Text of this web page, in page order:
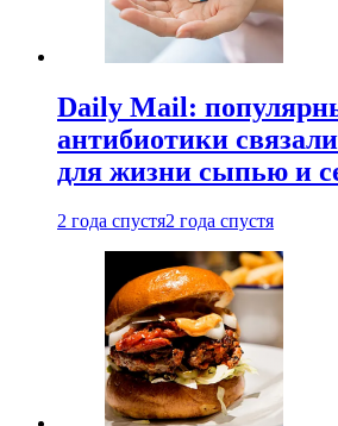
Daily Mail:
антибиотики
для жизни сыпью и
2 года спустя2 года спустя